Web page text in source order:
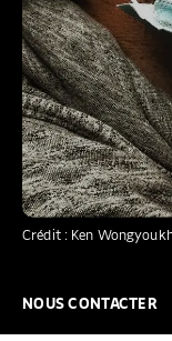
Crédit : Ken
NOUS CONTACTER